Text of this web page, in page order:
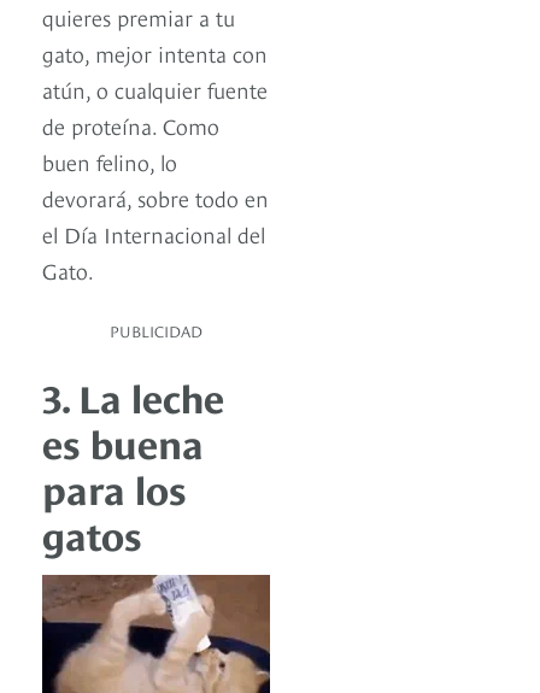
quieres premiar a tu
gato, mejor intenta con
atún, o cualquier fuente
de proteína. Como
buen felino, lo
devorará, sobre todo en
el Día Internacional del
Gato.
PUBLICIDAD
3. La leche
es buena
para los
gatos